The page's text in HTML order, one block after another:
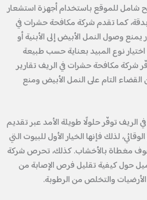
للموقع باستخدام أجهزة استشعار
كما تقدم شركة مكافحة حشرات في
وصول النمل الأبيض إلى الأبنية أو
نوع المبيد بعناية حسب طبيعة
شركة مكافحة حشرات في الريف تقارير
التام على النمل الأبيض ومنع
توفّر حلولًا طويلة الأمد عبر تقديم
لذلك فإنها الخيار الأول للبيوت التي
مغطاة بالأخشاب. كذلك، تحرص شركة
حول كيفية تقليل فرص الإصابة من
والتخلص من الرطوبة.